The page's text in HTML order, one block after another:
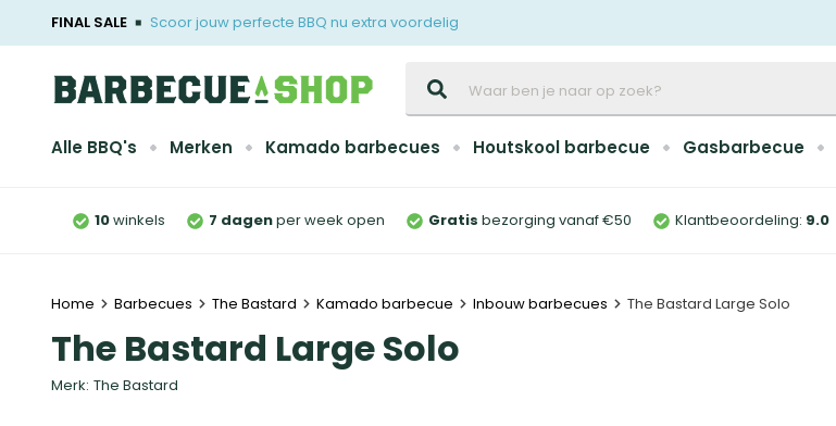
FINAL SALE Scoor jouw perfecte BBQ nu extra voordelig
Alle BBQ's Merken Kamado barbecues Houtskool barbecue Gasbarbecue
10winkels 7 dagenper week open Gratis bezorging vanaf €50 Klantbeoordeling: 9.0
Home Barbecues The Bastard Kamado barbecue Inbouw barbecues The Bastard Large Solo
The Bastard Large Solo
Merk: The Bastard